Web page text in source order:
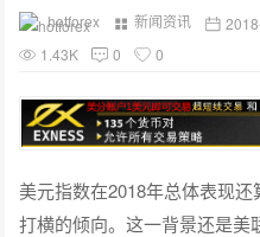
hotforex 新闻资讯
1.43K
0 0
美元指数在2018年总体表现
打横的倾向。这一背景还是美